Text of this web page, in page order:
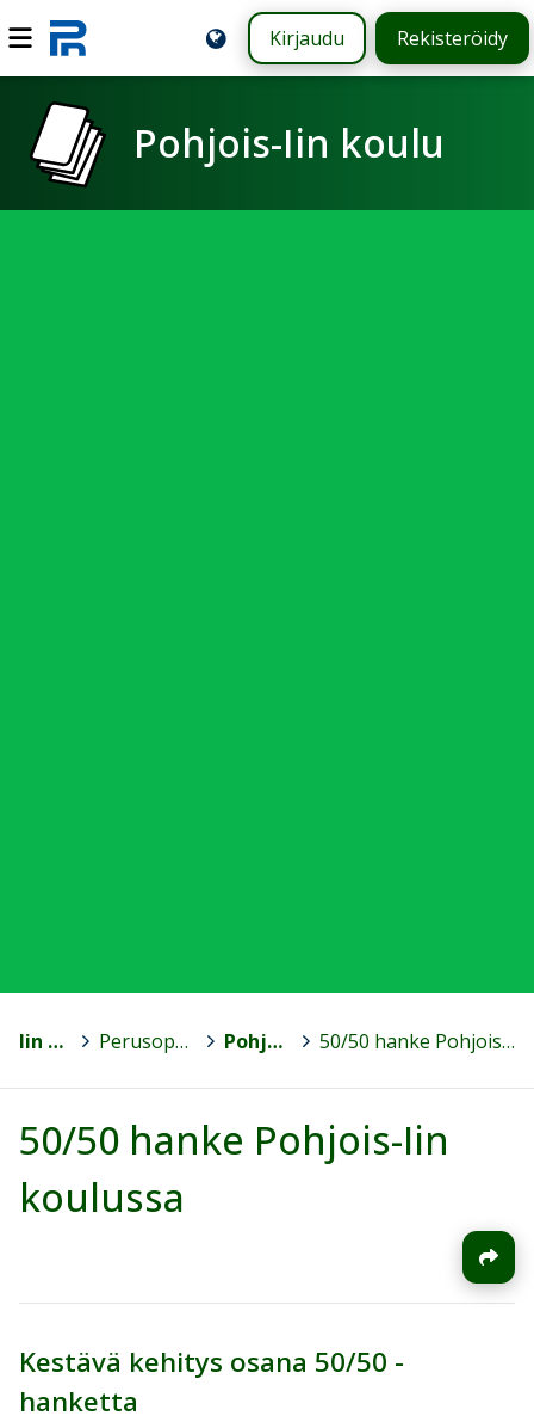
Kirjaudu Rekisteröidy
Pohjois-Iin koulu
Iin kunta Perusopetus ja esiopetus Pohjois-Iin koulu > 50/50 hanke Pohjois-Iin koulussa
50/50 hanke Pohjois-Iin
koulussa
Kestävä kehitys osana 50/50 -
hanketta